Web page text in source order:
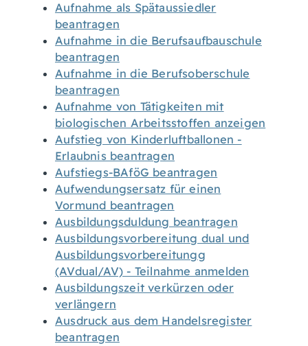
Aufnahme als Spätaussiedler
beantragen
Aufnahme in die Berufsaufbauschule
beantragen
Aufnahme in die Berufsoberschule
beantragen
Aufnahme von Tätigkeiten mit
biologischen Arbeitsstoffen anzeigen
Aufstieg von Kinderluftballonen -
Erlaubnis beantragen
Aufstiegs-BAföG beantragen
Aufwendungsersatz für einen
Vormund beantragen
Ausbildungsduldung beantragen
Ausbildungsvorbereitung dual und
Ausbildungsvorbereitungg
(AVdual/AV) - Teilnahme anmelden
Ausbildungszeit verkürzen oder
verlängern
Ausdruck aus dem Handelsregister
beantragen